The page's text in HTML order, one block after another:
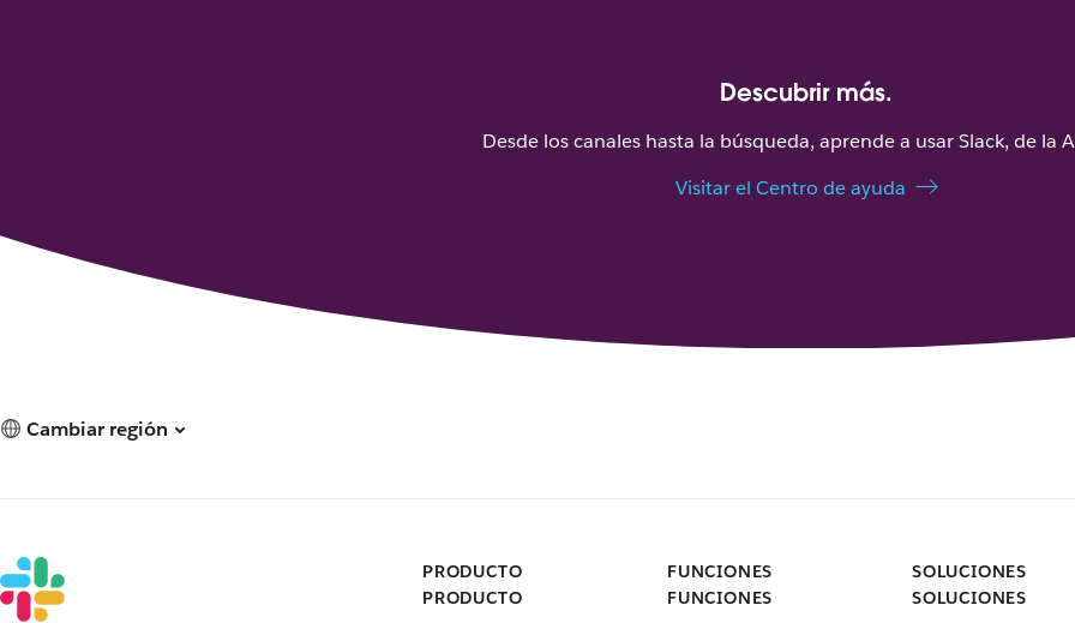
Descubrir más.
Desde los canales hasta la búsqueda, aprende a usar Slack, de la
Visitar el Centro de ayuda
Cambiar región
PRODUCTO
PRODUCTO
FUNCIONES
FUNCIONES
SOLUCIONES
SOLUCIONES